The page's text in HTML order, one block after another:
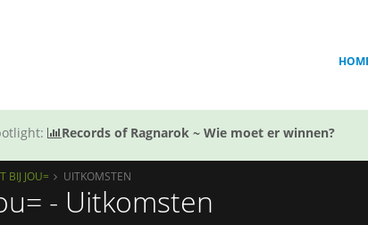
Records of Ragnarok ~ Wie moet er winnen?
BIJ JOU= UITKOMSTEN
- Uitkomsten